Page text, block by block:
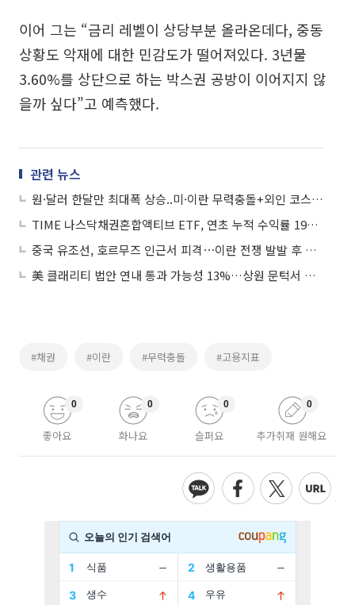
이어 그는 “금리 레벨이 상당부분 올라온데다, 중동
상황도 악재에 대한 민감도가 떨어져있다. 3년물
3.60%를 상단으로 하는 박스권 공방이 이어지지 않
을까 싶다”고 예측했다.
관련 뉴스
원·달러 한달만 최대폭 상승..미·이란 무력충돌+외인 코스피 투매
TIME 나스닥채권혼합액티브 ETF, 연초 누적 수익률 19%..."나스닥 상회"
중국 유조선, 호르무즈 인근서 피격⋯이란 전쟁 발발 후 처음
美 클래리티 법안 연내 통과 가능성 13%…상원 문턱서 제동
#채권 #이란 #무력충돌 #고용지표
좋아요
0
화나요
0
슬퍼요
0
추가취재 원해요
0